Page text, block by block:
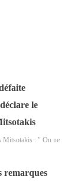
le
Mitsotakis : " On ne
remarques